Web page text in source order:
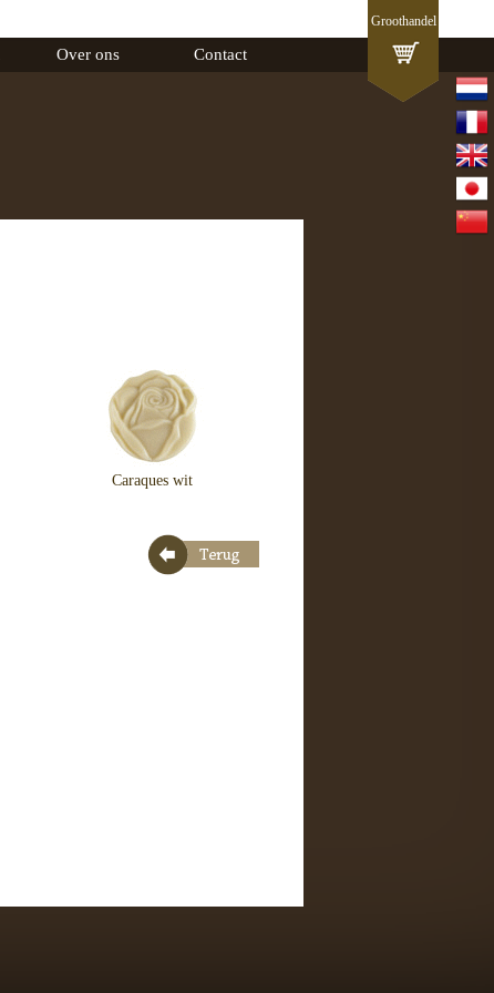
Groothandel
Over ons Contact
Caraques wit